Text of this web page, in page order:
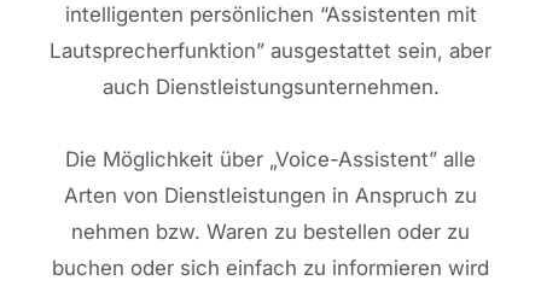
intelligenten persönlichen “Assistenten mit
Lautsprecherfunktion” ausgestattet sein, aber
auch Dienstleistungsunternehmen.
Die Möglichkeit über „Voice-Assistent” alle
Arten von Dienstleistungen in Anspruch zu
nehmen bzw. Waren zu bestellen oder zu
buchen oder sich einfach zu informieren wird